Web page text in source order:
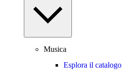
Musica
Esplora il catalogo